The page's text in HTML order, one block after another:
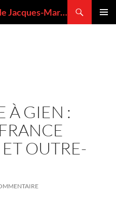
VOLCANMANIA : le blog de Jacques-Marie BARDINTZEFF, volcanologue
À GIEN :
OUTRE-